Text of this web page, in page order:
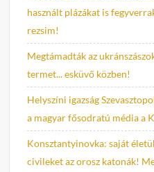
használt plázákat is
rezsim!
Megtámadták az
termet... esküvő közben!
Helyszíni igazság
a magyar fősodratú média a
Konsztantyinovka: saját
civileket az orosz katonák!